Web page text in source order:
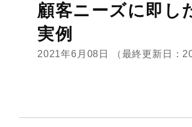
顧客ニーズに即し
実例
2021年6月08日 （最終更新日：